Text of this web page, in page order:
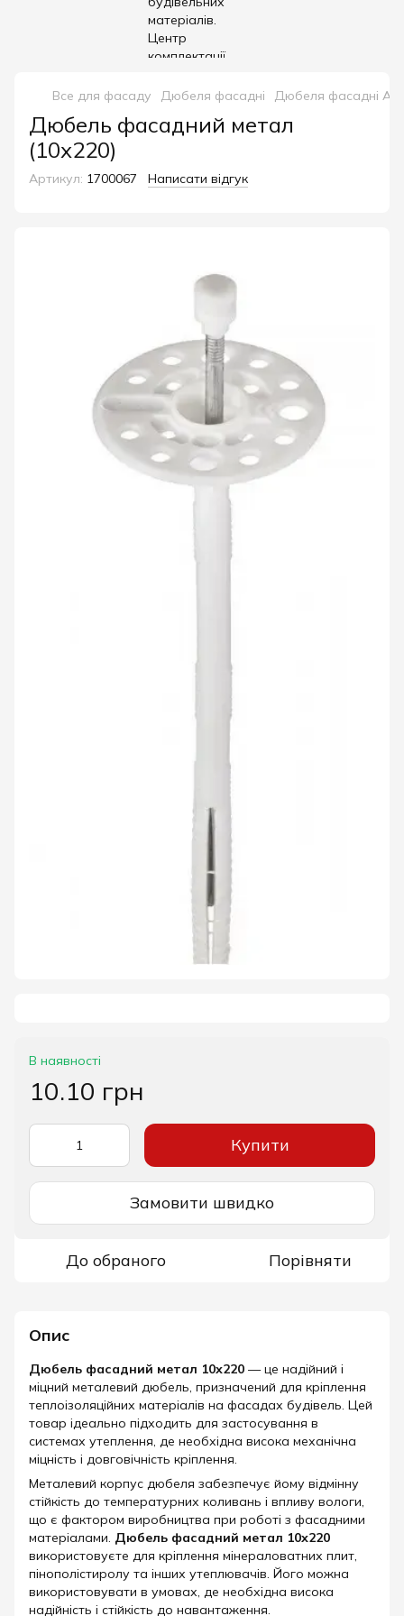
Все для фасаду Дюбеля фасадні Дюбеля фасадні
Дюбель фасадний метал
(10х220)
Артикул: 1700067 Написати відгук
В наявності
10.10 грн
Купити
Замовити швидко
До обраного Порівняти
Опис
Дюбель фасадний метал 10х220 — це надійний і
міцний металевий дюбель, призначений для кріплення
теплоізоляційних матеріалів на фасадах будівель. Цей
товар ідеально підходить для застосування в
системах утеплення, де необхідна висока механічна
міцність і довговічність кріплення.
Металевий корпус дюбеля забезпечує йому відмінну
стійкість до температурних коливань і впливу вологи,
що є фактором виробництва при роботі з фасадними
матеріалами. Дюбель фасадний метал 10х220
використовуєте для кріплення мінераловатних плит,
пінополістиролу та інших утеплювачів. Його можна
використовувати в умовах, де необхідна висока
надійність і стійкість до навантаження.